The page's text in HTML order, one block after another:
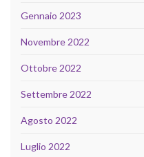
Gennaio 2023
Novembre 2022
Ottobre 2022
Settembre 2022
Agosto 2022
Luglio 2022